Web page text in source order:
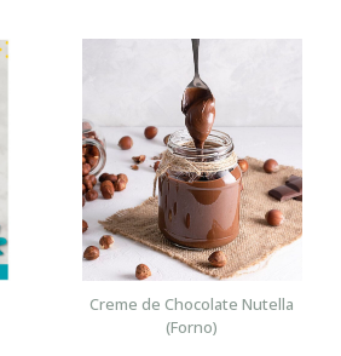
Creme de Chocolate Nutella
(Forno)